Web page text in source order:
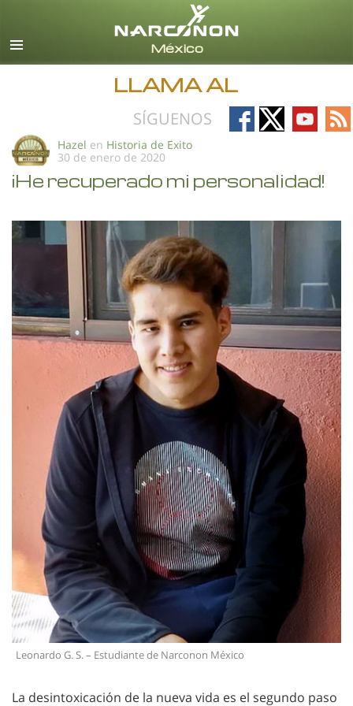
Español
Todas las Regiones/Idiomas
LLAMA AL
SÍGUENOS
Follow
on
Follow
on
Follow
on
on
Hazel en Historia de Exito
30 de enero de 2020
¡He recuperado mi personalidad!
Leonardo G. S. – Estudiante de Narconon México
La desintoxicación de la nueva vida es el segundo paso